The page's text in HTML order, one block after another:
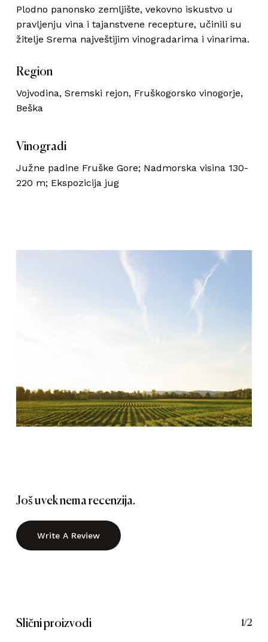
Korpa je prazna.
Plodno panonsko zemljište, vekovno iskustvo u
pravljenju vina i tajanstvene recepture, učinili su
žitelje Srema najveštijim vinogradarima i vinarima.
Region
Vojvodina, Sremski rejon, Fruškogorsko vinogorje,
Beška
Vinogradi
Južne padine Fruške Gore; Nadmorska visina 130-
220 m; Ekspozicija jug
Još uvek nema recenzija.
Write A Review
Slični proizvodi 1/2